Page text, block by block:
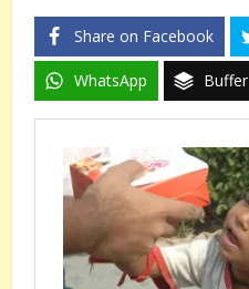
Share on Facebook
WhatsApp Buffer